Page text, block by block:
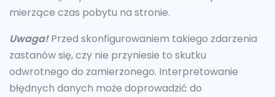
mierzące czas pobytu na stronie.
Uwaga!Przed skonfigurowaniem takiego zdarzenia
zastanów się, czy nie przyniesie to skutku
odwrotnego do zamierzonego. Interpretowanie
błędnych danych może doprowadzić do